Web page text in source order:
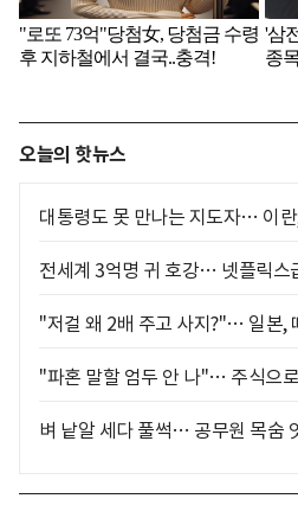
오늘의 핫뉴스
대통령도 못 만나는 지도자… 이
전세계 3억명 귀 호강… 넷플릭스
"저걸 왜 2배 주고 사지?"… 일본,
"파혼 말할 엄두 안 나"… 주식으
벼 낱알 세다 풀썩… 공무원 목숨